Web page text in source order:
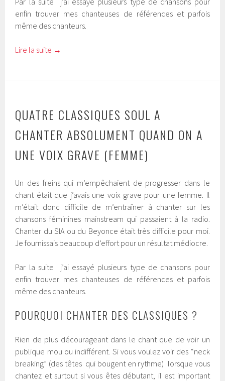
enfin trouver mes chanteuses de références et parfois
même des chanteurs.
Lire la suite →
QUATRE CLASSIQUES SOUL A
CHANTER ABSOLUMENT QUAND ON A
UNE VOIX GRAVE (FEMME)
Un des freins qui m’empêchaient de progresser dans le
chant était que j’avais une voix grave pour une femme. Il
m’était donc difficile de m’entraîner à chanter sur les
chansons féminines mainstream qui passaient à la radio.
Chanter du SIA ou du Beyonce était très difficile pour moi.
Je fournissais beaucoup d’effort pour un résultat médiocre.
Par la suite j’ai essayé plusieurs type de chansons pour
enfin trouver mes chanteuses de références et parfois
même des chanteurs.
POURQUOI CHANTER DES CLASSIQUES ?
Rien de plus décourageant dans le chant que de voir un
publique mou ou indifférent. Si vous voulez voir des “neck
breaking” (des têtes qui bougent en rythme) lorsque vous
chantez et surtout si vous êtes débutant, il est important